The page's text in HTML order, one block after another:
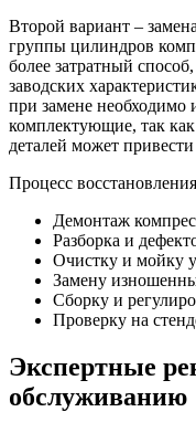
Второй вариант –
группы цилиндров
более затратный
заводских
при замене необходимо
комплектующие, так
деталей может
Процесс
Демонтаж
Разборка и
Очистку и мойку
Замену
Сборку и
Проверку на
Экспертные
обслуживанию